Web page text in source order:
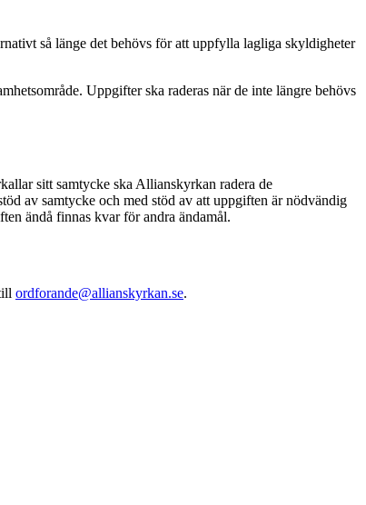
så länge det behövs för att uppfylla lagliga skyldigheter
Uppgifter ska raderas när de inte längre behövs
sitt samtycke ska Allianskyrkan radera de
av samtycke och med stöd av att uppgiften är nödvändig
ändå finnas kvar för andra ändamål.
ordforande@allianskyrkan.se.